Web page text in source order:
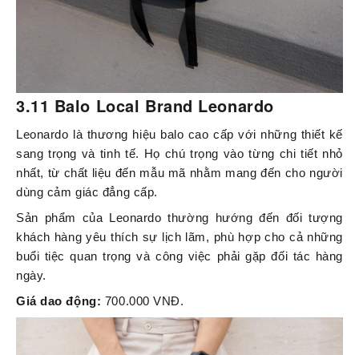
3.11 Balo Local Brand Leonardo
Leonardo là thương hiệu balo cao cấp với những thiết kế
sang trọng và tinh tế. Họ chú trọng vào từng chi tiết nhỏ
nhất, từ chất liệu đến mẫu mã nhằm mang đến cho người
dùng cảm giác đẳng cấp.
Sản phẩm của Leonardo thường hướng đến đối tượng
khách hàng yêu thích sự lịch lãm, phù hợp cho cả những
buổi tiệc quan trọng và công việc phải gặp đối tác hàng
ngày.
Giá dao động: 700.000 VNĐ.